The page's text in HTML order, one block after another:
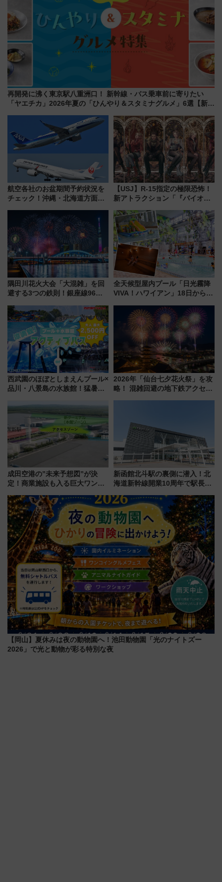
再開発に沸く東京駅八重洲口！ 新幹線・バス乗車前に寄りたい
「ヤエチカ」2026年夏の「ひんやり＆スタミナグルメ」6選【新店
航空各社のお盆期間予約状況を
チェック！沖縄・北海道方面は
【USJ】R-15指定の極限恐怖！
新アトラクション「『バイオハ
ブ」今秋登場 ―予測不能の恐
怖に泣き叫べ―
隅田川花火大会「大混雑」を回
避する3つの鉄則！銀座線96本
ツリー駅の規制まとめ 7/25開催
（2026年）
全天候型屋内プール「日光霧降
VIVA！ハワイアン」18日から営
ァミリーから大人まで幅広い世
代が一日中楽しる夏のリゾート
を楽しんで
西武園のほぼとしまえんプール×
品川・八景島の水族館！猛暑を
夏休みをお得に楽しむ！
2026年「仙台七夕花火祭」を攻
略！ 混雑回避の地下鉄アクセス
成田空港の”未来予想図”が決
定！商業施設も入る巨大ワンタ
で新型特急が品川･羽田とを結
ぶ！ JR空港駅は2面3線化！
新函館北斗駅の裏側に潜入！北
海道新幹線開業10周年で駅長
ト 参加方法や体験内容を紹介
【岡山】夏休みは夜の動物園へ！池田動物園「光のナイトズー
2026」で光と動物が彩る特別な夜